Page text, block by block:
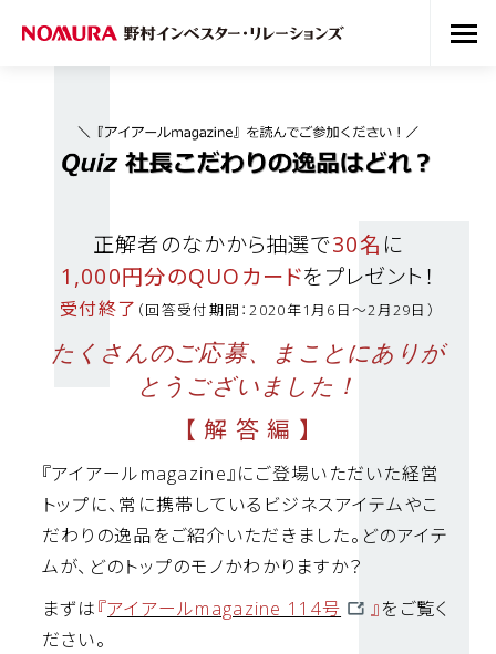
正解者のなかから抽選で30名 に
1,000円分のQUOカードをプレゼント！
受付終了 （回答受付期間：2020年1月6日～2月29日）
たくさんのご応募、まことにありが
とうございました！
【 解 答 編 】
『アイアールmagazine』にご登場いただいた経営
トップに、常に携帯しているビジネスアイテムやこ
だわりの逸品をご紹介いただきました。どのアイテ
ムが、どのトップのモノかわかりますか？
まずは『アイアールmagazine 114号 』をご覧く
ださい。